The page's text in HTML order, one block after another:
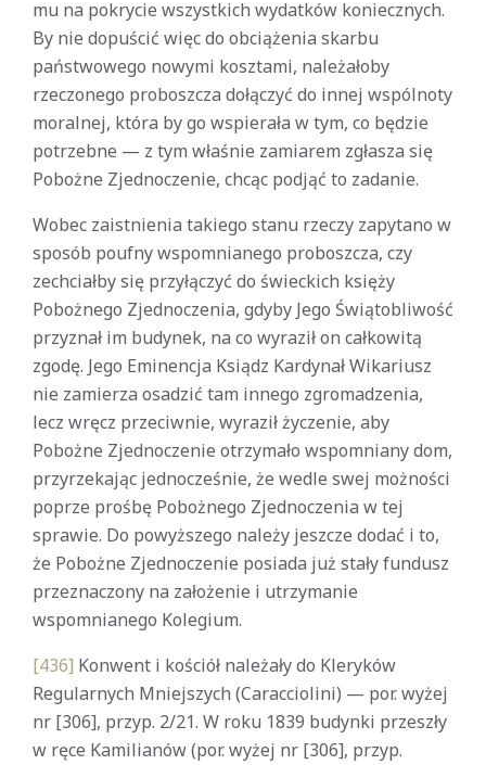
mu na pokrycie wszystkich wydatków koniecznych.
By nie dopuścić więc do obciążenia skarbu
państwowego nowymi kosztami, należałoby
rzeczonego proboszcza dołączyć do innej wspólnoty
moralnej, która by go wspierała w tym, co będzie
potrzebne — z tym właśnie zamiarem zgłasza się
Pobożne Zjednoczenie, chcąc podjąć to zadanie.
Wobec zaistnienia takiego stanu rzeczy zapytano w
sposób poufny wspomnianego proboszcza, czy
zechciałby się przyłączyć do świeckich księży
Pobożnego Zjednoczenia, gdyby Jego Świątobliwość
przyznał im budynek, na co wyraził on całkowitą
zgodę. Jego Eminencja Ksiądz Kardynał Wikariusz
nie zamierza osadzić tam innego zgromadzenia,
lecz wręcz przeciwnie, wyraził życzenie, aby
Pobożne Zjednoczenie otrzymało wspomniany dom,
przyrzekając jednocześnie, że wedle swej możności
poprze prośbę Pobożnego Zjednoczenia w tej
sprawie. Do powyższego należy jeszcze dodać i to,
że Pobożne Zjednoczenie posiada już stały fundusz
przeznaczony na założenie i utrzymanie
wspomnianego Kolegium.
[436] Konwent i kościół należały do Kleryków
Regularnych Mniejszych (Caracciolini) — por. wyżej
nr [306], przyp. 2/21. W roku 1839 budynki przeszły
w ręce Kamilianów (por. wyżej nr [306], przyp.